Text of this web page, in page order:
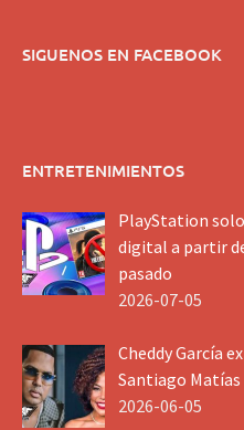
SIGUENOS EN FACEBOOK
ENTRETENIMIENTOS
PlayStation
digital a partir
pasado
2026-07-05
Cheddy García
Santiago
2026-06-05